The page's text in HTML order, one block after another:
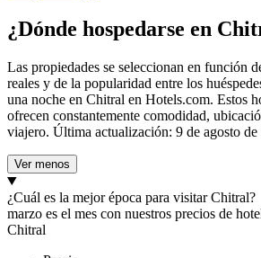
¿Dónde hospedarse en
Las propiedades se seleccionan en función
reales y de la popularidad entre los
una noche en Chitral en Hotels.com. Estos
ofrecen constantemente comodidad,
viajero. Última actualización: 9 de agosto
Ver menos
¿Cuál es la mejor época para visitar Chitral?
marzo es el mes con nuestros precios de
Chitral